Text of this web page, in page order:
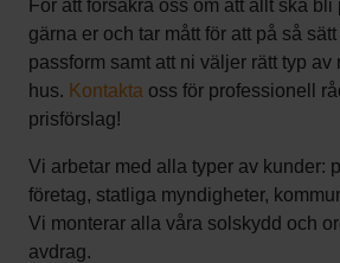
För att försäkra oss om att allt ska
gärna er och tar mått för att på så
passform samt att ni väljer rätt typ av
hus. Kontakta oss för professionell
prisförslag!
Vi arbetar med alla typer av kunder:
företag, statliga myndigheter,
Vi monterar alla våra solskydd och
avdrag.